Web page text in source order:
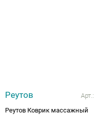
Реутов Арт.:
Реутов Коврик массажный